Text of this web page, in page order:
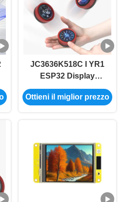
JC3636K518C I YR1
ESP32 Display
Module con schermo
da 1,85 pollici e
Ottieni il miglior prezzo